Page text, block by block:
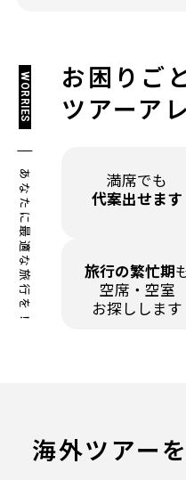
お困りご
ツアーア
WORRIES
あなたに最適な旅行を！
満席でも
代案出せます
旅行の繁忙期
空席・空室
お探しします
海外ツアー